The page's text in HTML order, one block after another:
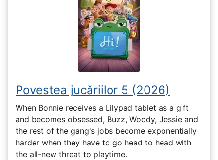
Povestea jucăriilor 5 (2026)
When Bonnie receives a Lilypad tablet as a gift
and becomes obsessed, Buzz, Woody, Jessie and
the rest of the gang's jobs become exponentially
harder when they have to go head to head with
the all-new threat to playtime.